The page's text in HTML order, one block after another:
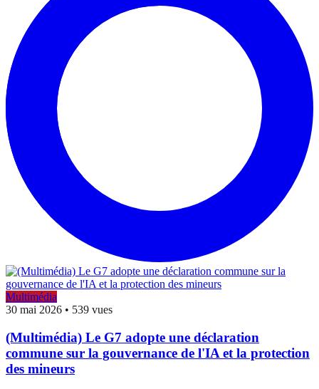
Multimédia
30 mai 2026 • 539 vues
(Multimédia) Le G7 adopte une déclaration
commune sur la gouvernance de l'IA et la protection
des mineurs